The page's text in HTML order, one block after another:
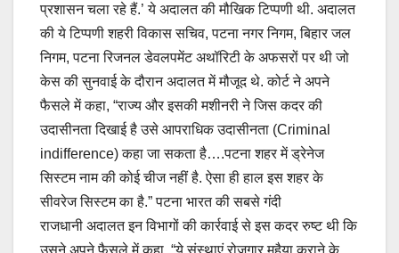
प्रशासन चला रहे हैं.’ ये अदालत की मौखिक टिप्पणी थी. अदालत
की ये टिप्पणी शहरी विकास सचिव, पटना नगर निगम, बिहार जल
निगम, पटना रिजनल डेवलपमेंट अथॉरिटी के अफसरों पर थी जो
केस की सुनवाई के दौरान अदालत में मौजूद थे. कोर्ट ने अपने
फैसले में कहा, “राज्य और इसकी मशीनरी ने जिस कदर की
उदासीनता दिखाई है उसे आपराधिक उदासीनता (Criminal
indifference) कहा जा सकता है….पटना शहर में ड्रेनेज
सिस्टम नाम की कोई चीज नहीं है. ऐसा ही हाल इस शहर के
सीवरेज सिस्टम का है.” पटना भारत की सबसे गंदी
राजधानी अदालत इन विभागों की कार्रवाई से इस कदर रुष्ट थी कि